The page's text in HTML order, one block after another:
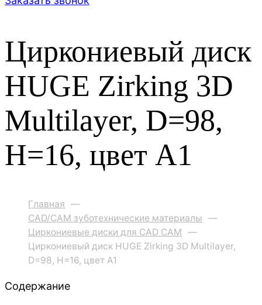
Циркониевый диск
HUGE Zirking 3D
Multilayer, D=98,
H=16, цвет A1
Главная —
CAD/CAM зуботехнические материалы —
Циркониевые диски для CAD CAM —
Циркониевый диск HUGE Zirking 3D Multilayer,
D=98, H=16, цвет A1
Содержание